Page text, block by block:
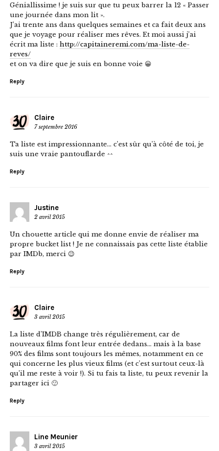
Géniallissime ! je suis sur que tu peux barrer la 12 « Passer
une journée dans mon lit ».
J’ai trente ans dans quelques semaines et ca fait deux ans
que je voyage pour réaliser mes rêves. Et moi aussi j’ai
écrit ma liste : http://capitaineremi.com/ma-liste-de-
reves/
et on va dire que je suis en bonne voie 😀
Reply
Claire
7 septembre 2016
Ta liste est impressionnante… c’est sûr qu’à côté de toi, je
suis une vraie pantouflarde ^^
Reply
Justine
2 avril 2015
Un chouette article qui me donne envie de réaliser ma
propre bucket list ! Je ne connaissais pas cette liste établie
par IMDb, merci 😉
Reply
Claire
3 avril 2015
La liste d’IMDB change très régulièrement, car de
nouveaux films font leur entrée dedans… mais à la base
90% des films sont toujours les mêmes, notamment en ce
qui concerne les plus vieux films (et c’est surtout ceux-là
qu’il me reste à voir !). Si tu fais ta liste, tu peux revenir la
partager ici 🙂
Reply
Line Meunier
3 avril 2015